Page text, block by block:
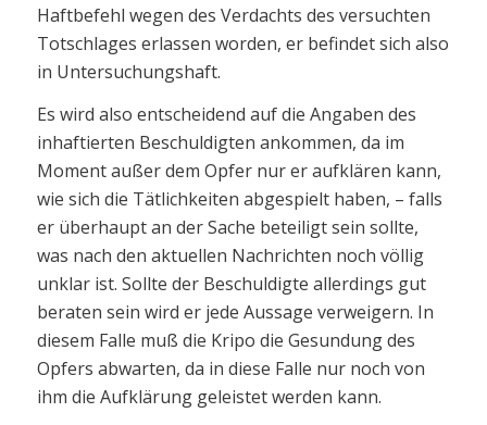
Haftbefehl wegen des Verdachts des versuchten
Totschlages erlassen worden, er befindet sich also
in Untersuchungshaft.
Es wird also entscheidend auf die Angaben des
inhaftierten Beschuldigten ankommen, da im
Moment außer dem Opfer nur er aufklären kann,
wie sich die Tätlichkeiten abgespielt haben, – falls
er überhaupt an der Sache beteiligt sein sollte,
was nach den aktuellen Nachrichten noch völlig
unklar ist. Sollte der Beschuldigte allerdings gut
beraten sein wird er jede Aussage verweigern. In
diesem Falle muß die Kripo die Gesundung des
Opfers abwarten, da in diese Falle nur noch von
ihm die Aufklärung geleistet werden kann.